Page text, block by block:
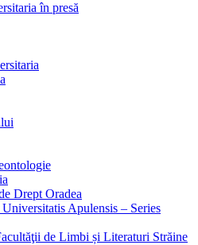
în presă
Drept Oradea
Apulensis – Series
de Limbi și Literaturi Străine